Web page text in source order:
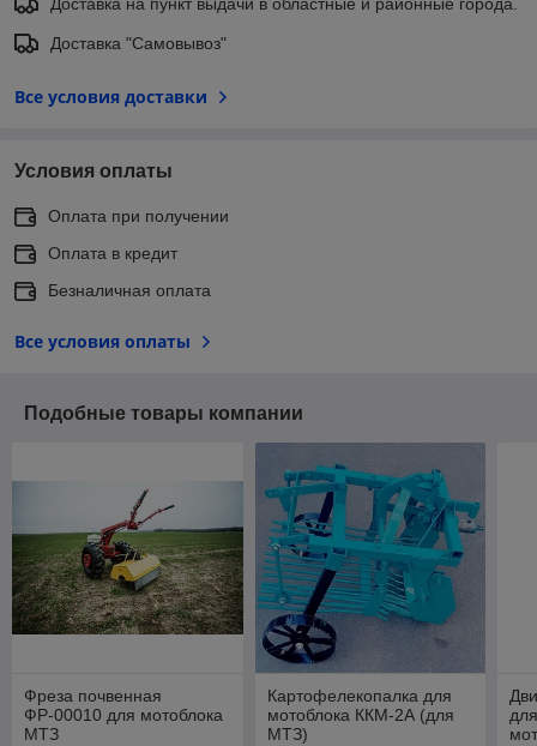
Доставка "Самовывоз"
Все условия доставки
Условия оплаты
Оплата при получении
Оплата в кредит
Безналичная оплата
Все условия оплаты
Подобные товары компании
Фреза почвенная
ФР-00010 для мотоблока
МТЗ
Картофелекопалка для
мотоблока ККМ-2А (для
МТЗ)